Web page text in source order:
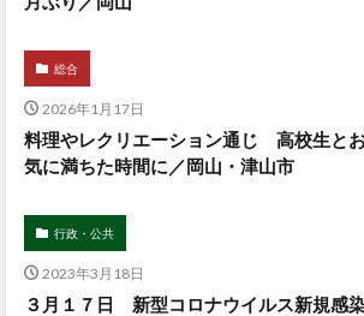
総合
2026年1月17日
料理やレクリエーション通じ 高校生と
気に満ちた時間に／岡山・津山市
行政・公共
2023年3月18日
３月１７日 新型コロナウイルス新規感